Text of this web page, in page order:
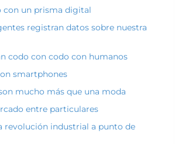
con un prisma digital
registran datos sobre nuestra
codo con codo con humanos
smartphones
mucho más que una moda
entre particulares
revolución industrial a punto de